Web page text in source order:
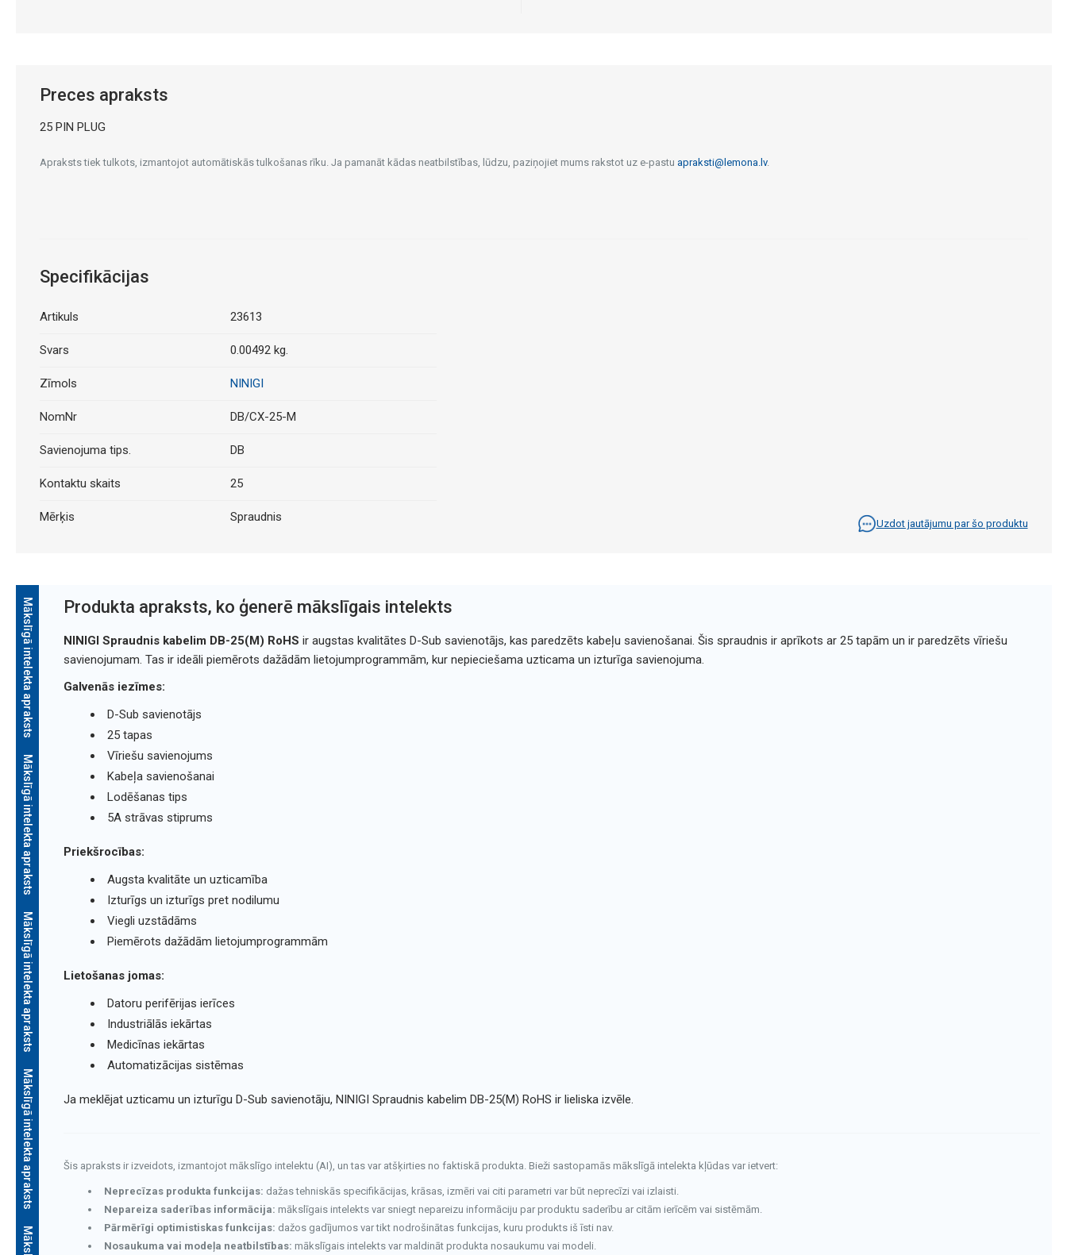
Preces apraksts
25 PIN PLUG
Apraksts tiek tulkots, izmantojot automātiskās tulkošanas rīku. Ja pamanāt kādas neatbilstības, lūdzu, paziņojiet mums rakstot uz e-pastu apraksti@lemona.lv.
Specifikācijas
Artikuls 23613
Svars 0.00492 kg.
Zīmols NINIGI
NomNr DB/CX-25-M
Savienojuma tips. DB
Kontaktu skaits 25
Mērķis Spraudnis Uzdot jautājumu par šo produktu
Mākslīgā intelekta apraksts
Mākslīgā intelekta apraksts
Mākslīgā intelekta apraksts
Mākslīgā intelekta apraksts
Produkta apraksts, ko ģenerē mākslīgais intelekts
NINIGI Spraudnis kabelim DB-25(M) RoHS ir augstas kvalitātes D-Sub savienotājs, kas paredzēts kabeļu savienošanai. Šis spraudnis ir aprīkots ar 25 tapām un ir paredzēts vīriešu
savienojumam. Tas ir ideāli piemērots dažādām lietojumprogrammām, kur nepieciešama uzticama un izturīga savienojuma.
Galvenās iezīmes:
D-Sub savienotājs
25 tapas
Vīriešu savienojums
Kabeļa savienošanai
Lodēšanas tips
5A strāvas stiprums
Priekšrocības:
Augsta kvalitāte un uzticamība
Izturīgs un izturīgs pret nodilumu
Viegli uzstādāms
Piemērots dažādām lietojumprogrammām
Lietošanas jomas:
Datoru perifērijas ierīces
Industriālās iekārtas
Medicīnas iekārtas
Automatizācijas sistēmas
Ja meklējat uzticamu un izturīgu D-Sub savienotāju, NINIGI Spraudnis kabelim DB-25(M) RoHS ir lieliska izvēle.
Šis apraksts ir izveidots, izmantojot mākslīgo intelektu (AI), un tas var atšķirties no faktiskā produkta. Bieži sastopamās mākslīgā intelekta kļūdas var ietvert:
Neprecīzas produkta funkcijas: dažas tehniskās specifikācijas, krāsas, izmēri vai citi parametri var būt neprecīzi vai izlaisti.
Nepareiza saderības informācija: mākslīgais intelekts var sniegt nepareizu informāciju par produktu saderību ar citām ierīcēm vai sistēmām.
Pārmērīgi optimistiskas funkcijas: dažos gadījumos var tikt nodrošinātas funkcijas, kuru produkts iš īsti nav.
Nosaukuma vai modeļa neatbilstības: mākslīgais intelekts var maldināt produkta nosaukumu vai modeli.